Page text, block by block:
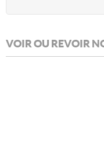
VOIR OU REVOIR